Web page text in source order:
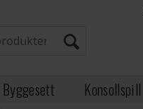
Byggesett Konsollspill